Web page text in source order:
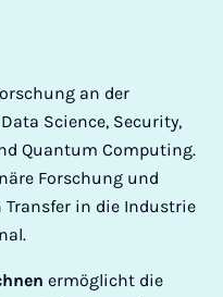
an der
Science, Security,
Quantum Computing.
Forschung und
in die Industrie
ermöglicht die